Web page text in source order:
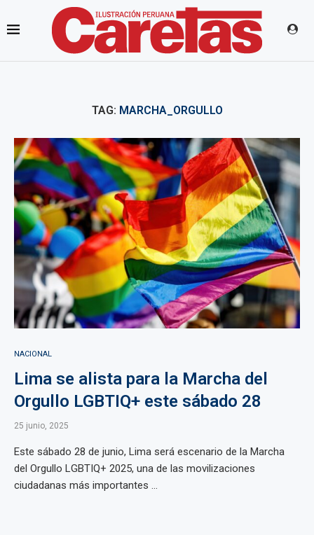
TAG: MARCHA_ORGULLO
NACIONAL
Lima se alista para la Marcha del
Orgullo LGBTIQ+ este sábado 28
25 junio, 2025
Este sábado 28 de junio, Lima será escenario de la Marcha
del Orgullo LGBTIQ+ 2025, una de las movilizaciones
ciudadanas más importantes ...